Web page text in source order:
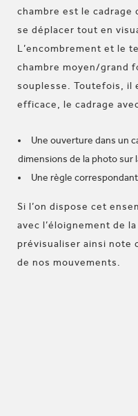
chambre est le cadrage
se déplacer tout en
L’encombrement et le
chambre moyen/grand
souplesse. Toutefois, il
efficace, le cadrage
Une ouverture dans un
dimensions de la photo sur
Une règle
Si l’on dispose cet
avec l’éloignement de
prévisualiser ainsi note
de nos mouvements.